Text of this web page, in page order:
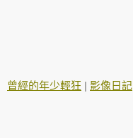
曾經的年少輕狂 | 影像日記